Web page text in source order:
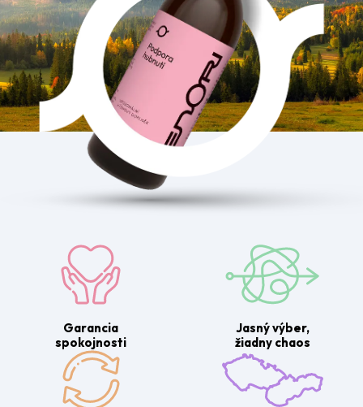
Garancia
spokojnosti
Jasný výber,
žiadny chaos